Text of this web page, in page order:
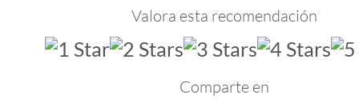
Valora esta recomendación
Comparte en